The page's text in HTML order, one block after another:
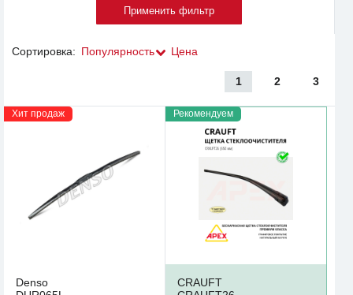
Сортировка: Популярность Цена
1 2 3
Хит продаж
Denso
Рекомендуем
CRAUFT